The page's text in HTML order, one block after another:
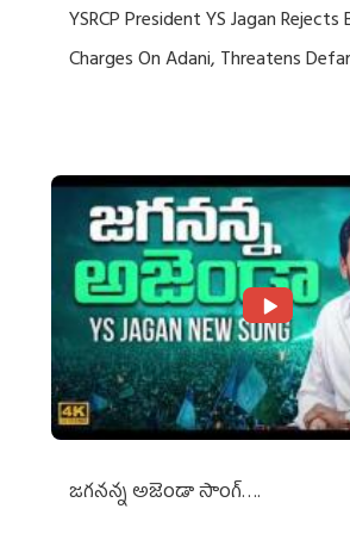
YSRCP President YS Jagan Rejects
Charges On Adani, Threatens
జగనన్న అజెండా సాంగ్….